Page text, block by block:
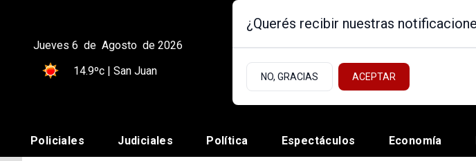
Jueves 6 de Agosto de 2026
14.9ºc | San Juan
Policiales Judiciales Política Espectáculos Economía
¿Querés recibir nuestras
NO, GRACIAS ACEPTAR